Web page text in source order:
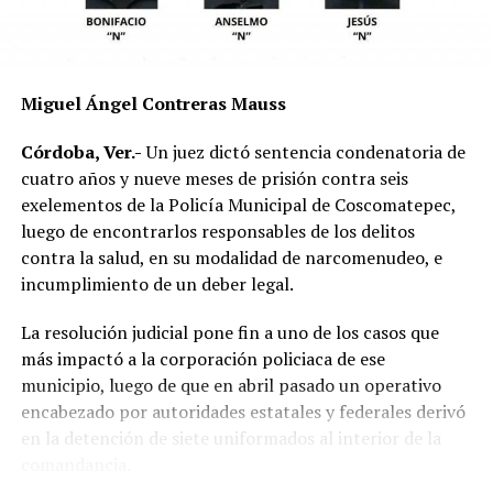
mecánica del accidente y establecer si existió
responsabilidad por parte de alguno de los conductores.
Las autoridades exhortaron a los automovilistas y
motociclistas a conducir con precaución, respetar los
límites de velocidad y aumentar la distancia de
seguridad entre vehículos, especialmente durante la
temporada de lluvias, cuando el riesgo de accidentes se
incrementa en las carreteras de la región.
La circulación en la zona se vio afectada por algunos
minutos mientras se realizaban las labores de auxilio y el
levantamiento de indicios por parte de las autoridades.
Posteriormente, el tránsito fue restablecido de manera
normal.
Miguel Ángel Contreras Mauss
Córdoba, Ver.-Un juez dictó sentencia condenatoria de
cuatro años y nueve meses de prisión contra seis
exelementos de la Policía Municipal de Coscomatepec,
luego de encontrarlos responsables de los delitos
contra la salud, en su modalidad de narcomenudeo, e
incumplimiento de un deber legal.
La resolución judicial pone fin a uno de los casos que
más impactó a la corporación policiaca de ese
municipio, luego de que en abril pasado un operativo
encabezado por autoridades estatales y federales derivó
en la detención de siete uniformados al interior de la